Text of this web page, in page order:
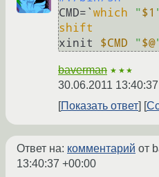
CMD=`which "$1
shift
xinit $CMD "$@
baverman ★★★
30.06.2011
Показать ответ
Ответ на: комментарий от
13:40:37 +00:00